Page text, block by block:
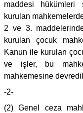
maddesi hükümleri
kurulan
2 ve 3.
kurulan çocuk
Kanun ile kurulan
ve işler, bu
mahkemesine
-2-
(2) Genel ceza